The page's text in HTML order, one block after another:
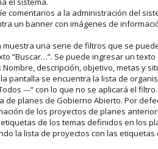
comentarios a la administración del
un banner con imágenes de
una serie de filtros que se
“Buscar…”. Se puede ingresar un
descripción, objetivo, metas y
pantalla se encuentra la lista de
---“ con lo que no se aplicará el
de planes de Gobierno Abierto. Por
de los proyectos de planes
de los temas definidos en los
la lista de proyectos con las